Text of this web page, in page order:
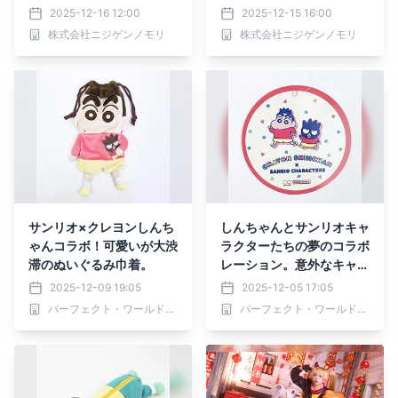
わ！カンタム・ロボ！」が
12月20日(土)に復活！
2025-12-16 12:00
株式会社ニジゲンノモリ
「オラのぷりぷりお子様プ
レート」 12月20日
（土）より販売開始
2025-12-15 16:00
株式会社ニジゲンノモリ
サンリオ×クレヨンしんち
ゃんコラボ！可愛いが大渋
滞のぬいぐるみ巾着。
2025-12-09 19:05
パーフェクト・ワールド株式会社
しんちゃんとサンリオキャ
ラクターたちの夢のコラボ
レーション。意外なキャラ
クターたちの組み合わせに
癖になってしまうかわいさ
かも！！？
2025-12-05 17:05
パーフェクト・ワールド株式会社